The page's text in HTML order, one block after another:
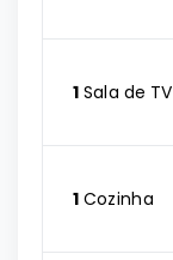
1 Sala de TV
1 Cozinha